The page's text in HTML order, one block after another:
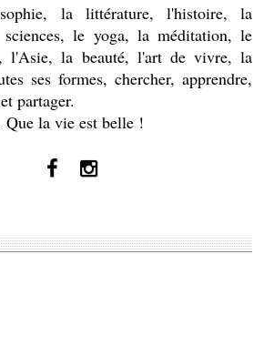
la littérature, l'histoire, la
sciences, le yoga, la méditation, le
l'Asie, la beauté, l'art de vivre, la
ses formes, chercher, apprendre,
partager.
la vie est belle !